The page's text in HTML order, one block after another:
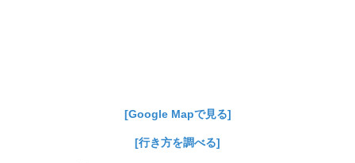
[Google Mapで見る]
[行き方を調べる]